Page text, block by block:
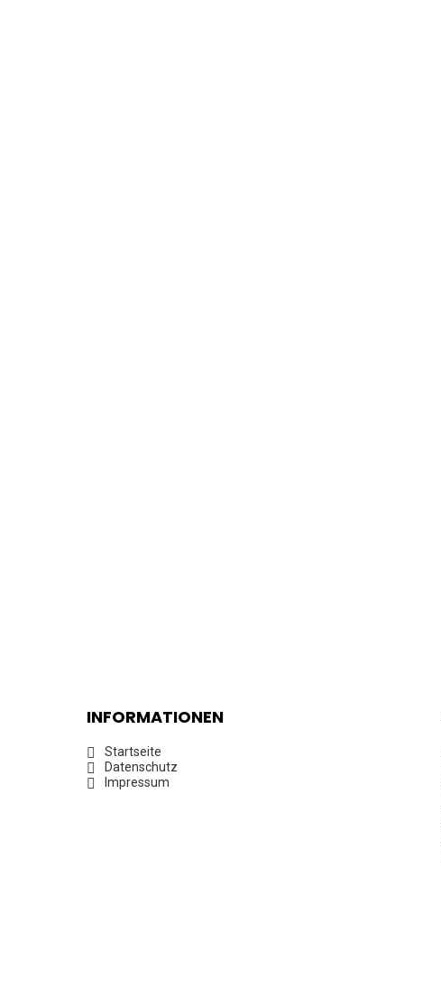
INFORMATIONEN
Startseite
Datenschutz
Impressum